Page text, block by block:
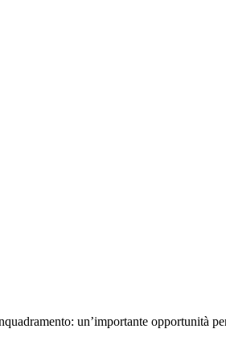
un’importante opportunità